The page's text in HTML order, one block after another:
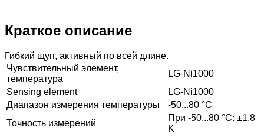
Краткое описание
Гибкий щуп, активный по всей длине.
Чувствительный элемент,
температура
LG-Ni1000
Sensing element
LG-Ni1000
Диапазон измерения температуры
-50...80 °C
Точность измерений
При -50...80 °C: ±1.8
K